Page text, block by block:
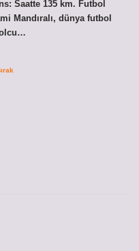
Saatte 135 km. Futbol
Mandıralı, dünya futbol